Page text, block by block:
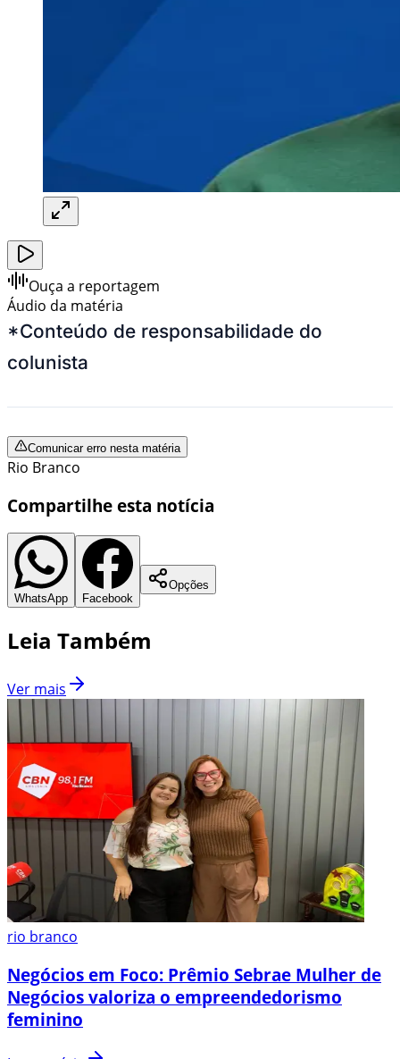
Ouça a reportagem
Áudio da matéria
*Conteúdo de responsabilidade do
colunista
Comunicar erro nesta matéria
Rio Branco
Compartilhe esta notícia
WhatsApp Facebook
Opções
Leia Também
Ver mais
rio branco
Negócios em Foco: Prêmio Sebrae Mulher de
Negócios valoriza o empreendedorismo
feminino